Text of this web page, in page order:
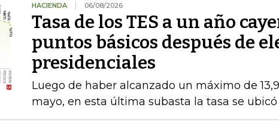
HACIENDA 06/08/2026
Tasa de los TES a un año
puntos básicos después de
presidenciales
Luego de haber alcanzado un máximo de
mayo, en esta última subasta la tasa se ubicó